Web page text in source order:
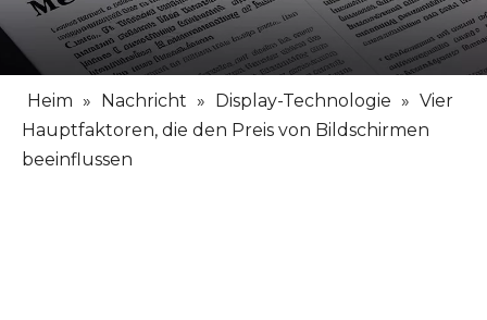
Heim » Nachricht » Display-Technologie » Vier
Hauptfaktoren, die den Preis von Bildschirmen
beeinflussen